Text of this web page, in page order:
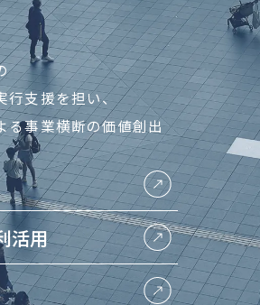
行支援を担い、
る事業横断の価値創出
活用